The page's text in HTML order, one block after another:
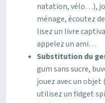
natation, vélo…),
ménage, écoutez
lisez un livre
appelez un ami…
Substitution du
gum sans sucre,
jouez avec un
utilisez un fidget